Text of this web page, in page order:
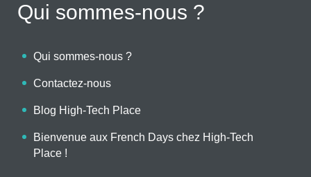
Qui sommes-nous ?
Qui sommes-nous ?
Contactez-nous
Blog High-Tech Place
Bienvenue aux French Days chez High-Tech
Place !